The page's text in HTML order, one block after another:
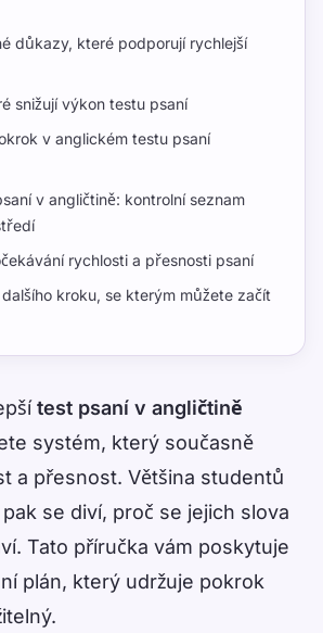
důkazy, které podporují rychlejší
snižují výkon testu psaní
v anglickém testu psaní
v angličtině: kontrolní seznam
rychlosti a přesnosti psaní
kroku, se kterým můžete začít
test psaní v angličtině
systém, který současně
a přesnost. Většina studentů
se diví, proč se jejich slova
Tato příručka vám poskytuje
plán, který udržuje pokrok